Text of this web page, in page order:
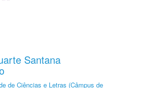
Santana
de Ciências e Letras (Câmpus de